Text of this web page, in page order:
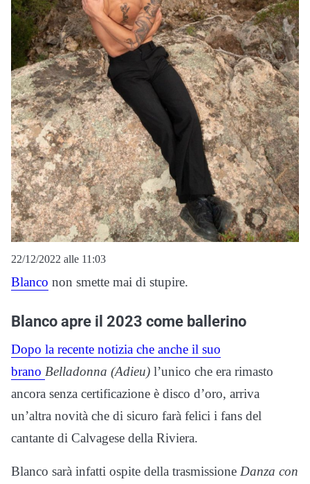
22/12/2022 alle 11:03
Blanco non smette mai di stupire.
Blanco apre il 2023 come ballerino
Dopo la recente notizia che anche il suo
brano Belladonna (Adieu) l’unico che era rimasto
ancora senza certificazione è disco d’oro, arriva
un’altra novità che di sicuro farà felici i fans del
cantante di Calvagese della Riviera.
Blanco sarà infatti ospite della trasmissione Danza con